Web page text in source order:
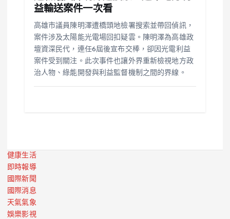
益輸送案件一次看
高雄市議員陳明澤遭橋頭地檢署搜索並帶回偵訊，
案件涉及太陽能光電場回扣疑雲。陳明澤為高雄政
壇資深民代，連任6屆後宣布交棒，卻因光電利益
案件受到關注。此次事件也讓外界重新檢視地方政
治人物、綠能開發與利益監督機制之間的界線。
健康生活
即時報導
國際新聞
國際消息
天氣氣象
娛樂影視